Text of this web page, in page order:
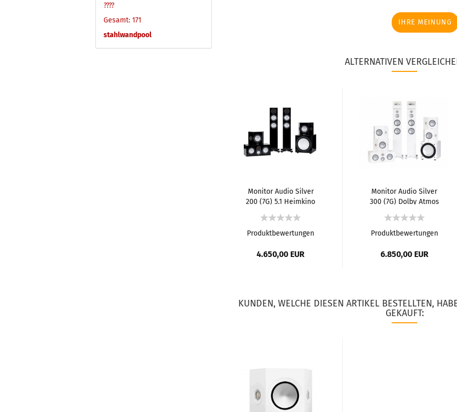
IHRE MEINUNG
ALTERNATIVEN
Monitor Audio Silver
200 (7G) 5.1​​​ Heimkino
Produktbewertungen
4.650,00 EUR
Monitor Audio Silver
300 (7G) Dolby Atmos
Produktbewertungen
6.850,00 EUR
KUNDEN, WELCHE DIESEN ARTIKEL BESTELLTEN,
GEKAUFT:
????
Gesamt: 171
stahlwandpool